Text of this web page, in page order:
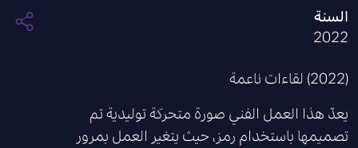
السنة
2022
(2022) لقاءات ناعمة
يعدّ هذا العمل الفني صورة متحركة توليدية تم
تصميمها باستخدام رمز، حيث يتغير العمل بمرور